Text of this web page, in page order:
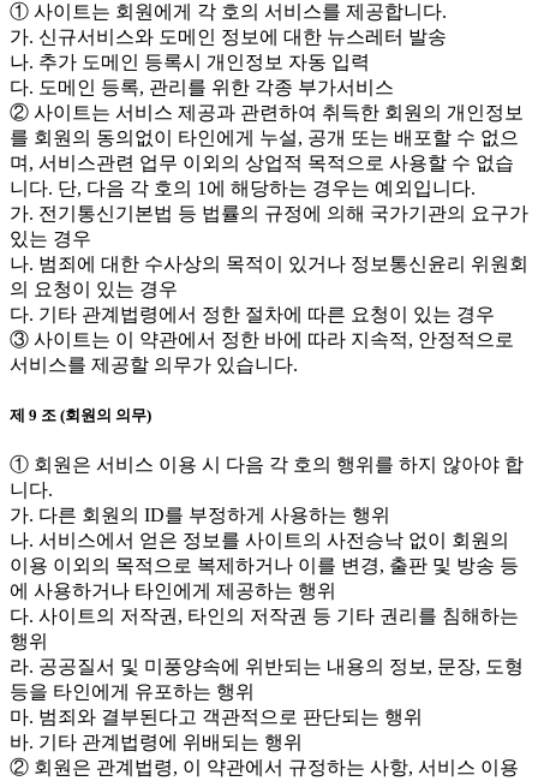
① 사이트는 회원에게 각 호의 서비스를 제공합니다.
가. 신규서비스와 도메인 정보에 대한 뉴스레터 발송
나. 추가 도메인 등록시 개인정보 자동 입력
다. 도메인 등록, 관리를 위한 각종 부가서비스
② 사이트는 서비스 제공과 관련하여 취득한 회원의 개인정보
를 회원의 동의없이 타인에게 누설, 공개 또는 배포할 수 없으
며, 서비스관련 업무 이외의 상업적 목적으로 사용할 수 없습
니다. 단, 다음 각 호의 1에 해당하는 경우는 예외입니다.
가. 전기통신기본법 등 법률의 규정에 의해 국가기관의 요구가
있는 경우
나. 범죄에 대한 수사상의 목적이 있거나 정보통신윤리 위원회
의 요청이 있는 경우
다. 기타 관계법령에서 정한 절차에 따른 요청이 있는 경우
③ 사이트는 이 약관에서 정한 바에 따라 지속적, 안정적으로
서비스를 제공할 의무가 있습니다.
제 9 조 (회원의 의무)
① 회원은 서비스 이용 시 다음 각 호의 행위를 하지 않아야 합
니다.
가. 다른 회원의 ID를 부정하게 사용하는 행위
나. 서비스에서 얻은 정보를 사이트의 사전승낙 없이 회원의
이용 이외의 목적으로 복제하거나 이를 변경, 출판 및 방송 등
에 사용하거나 타인에게 제공하는 행위
다. 사이트의 저작권, 타인의 저작권 등 기타 권리를 침해하는
행위
라. 공공질서 및 미풍양속에 위반되는 내용의 정보, 문장, 도형
등을 타인에게 유포하는 행위
마. 범죄와 결부된다고 객관적으로 판단되는 행위
바. 기타 관계법령에 위배되는 행위
② 회원은 관계법령, 이 약관에서 규정하는 사항, 서비스 이용